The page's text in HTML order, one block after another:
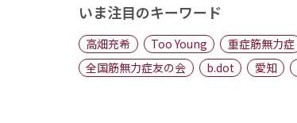
いま注目のキーワード
高畑充希 Too Young 重症筋無力症
全国筋無力症友の会
b.dot 愛知